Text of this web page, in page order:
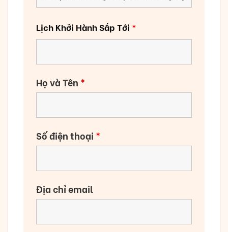
Lịch Khởi Hành Sắp Tới *
Họ và Tên *
Số điện thoại *
Địa chỉ email